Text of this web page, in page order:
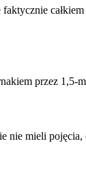
przez 1,5-
nie mieli